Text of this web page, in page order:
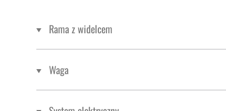
Rama z widelcem
Waga